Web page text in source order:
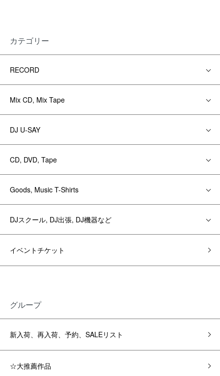
カテゴリー
RECORD
Mix CD, Mix Tape
DJ U-SAY
CD, DVD, Tape
Goods, Music T-Shirts
DJスクール, DJ出張, DJ機器など
イベントチケット
グループ
新入荷、再入荷、予約、SALEリスト
☆大推薦作品